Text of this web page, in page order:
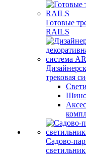
Готовые
RAILS
трековая
Садово-